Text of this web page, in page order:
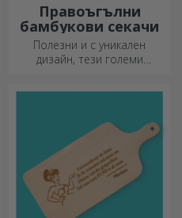
Правоъгълни
бамбукови секачи
Полезни и с уникален
дизайн, тези големи